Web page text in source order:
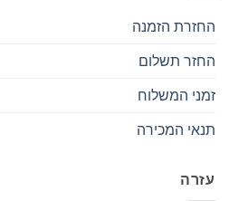
החזרת הזמנה
החזר תשלום
זמני המשלוח
תנאי המכירה
עזרה